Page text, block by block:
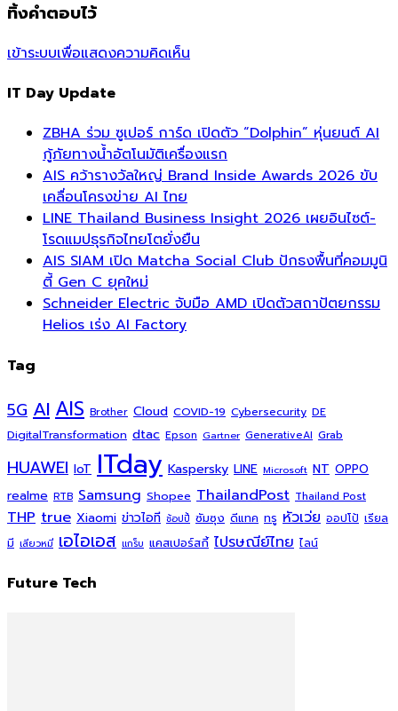
ทิ้งคำตอบไว้
เข้าระบบเพื่อแสดงความคิดเห็น
IT Day Update
ZBHA ร่วม ซูเปอร์ การ์ด เปิดตัว “Dolphin” หุ่นยนต์ AI
กู้ภัยทางน้ำอัตโนมัติเครื่องแรก
AIS คว้ารางวัลใหญ่ Brand Inside Awards 2026 ขับ
เคลื่อนโครงข่าย AI ไทย
LINE Thailand Business Insight 2026 เผยอินไซต์-
โรดแมปธุรกิจไทยโตยั่งยืน
AIS SIAM เปิด Matcha Social Club ปักธงพื้นที่คอมมูนิ
ตี้ Gen C ยุคใหม่
Schneider Electric จับมือ AMD เปิดตัวสถาปัตยกรรม
Helios เร่ง AI Factory
Tag
5G AI AIS Brother Cloud COVID-19 Cybersecurity DE
DigitalTransformation dtac Epson Gartner GenerativeAI Grab
HUAWEI IoT ITday Kaspersky LINE Microsoft NT OPPO
realme RTB Samsung Shopee ThailandPost Thailand Post
THP true Xiaomi ข่าวไอที ช้อปปี้ ซัมซุง ดีแทค ทรู หัวเว่ย ออปโป้ เรียล
มี เสียวหมี่ เอไอเอส แกร็บ แคสเปอร์สกี้ ไปรษณีย์ไทย ไลน์
Future Tech